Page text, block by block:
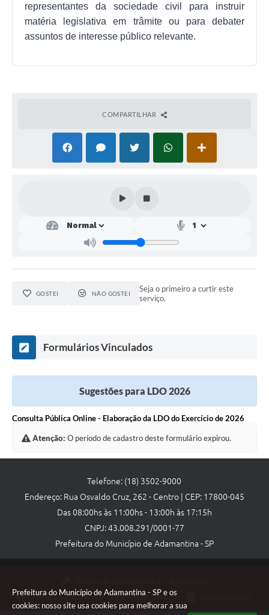
Prefeitura do Município de Adamantina - SP e os
cookies: nosso site usa cookies para melhorar a sua
representantes da sociedade civil para instruir
matéria legislativa em trâmite ou para debater
assuntos de interesse público relevante.
COMPARTILHAR
GOSTEI NÃO GOSTEI
Seja o primeiro a curtir este
serviço.
Formulários Vinculados
Sugestões para LDO 2026
Consulta Pública Online - Elaboração da LDO do Exercício de 2026
Atenção: O período de cadastro deste formulário expirou.
Telefone: (18) 3502-9000
Endereço: Rua Osvaldo Cruz, 262 - Centro | CEP: 17800-045
Das 08:00hs às 11:00hs - 13:00h às 17:15h
CNPJ: 43.008.291/0001-77
Prefeitura do Município de Adamantina - SP
Portal atualizado em: 06/08/2026 17:28